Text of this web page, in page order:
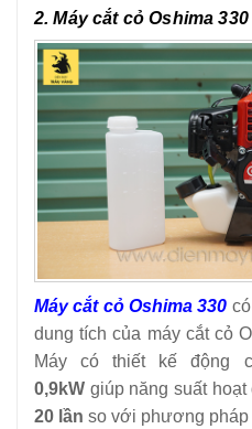
2. Máy cắt cỏ Oshima 330
Máy cắt cỏ Oshima 330
dung tích của máy cắt cỏ
Máy có thiết kế động
0,9kW giúp năng suất
20 lần so với phương pháp